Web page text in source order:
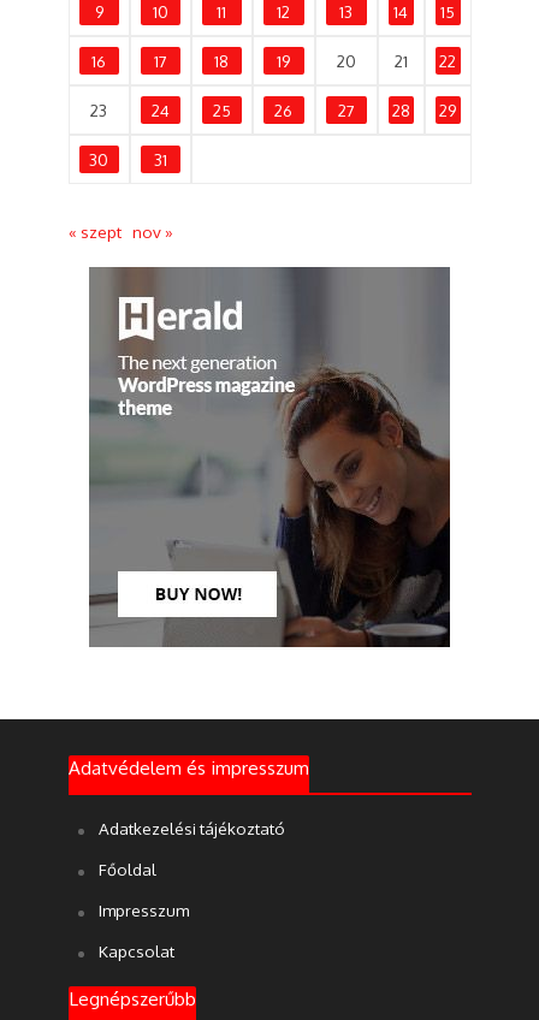
9 10 11 12 13 14 15
16 17 18 19 20 21 22
23 24 25 26 27 28 29
30 31
« szept nov »
Adatvédelem és impresszum
Adatkezelési tájékoztató
Főoldal
Impresszum
Kapcsolat
Legnépszerűbb